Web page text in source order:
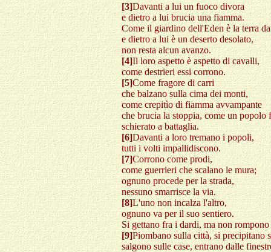
[3]Davanti a lui un fuoco divora
e dietro a lui brucia una fiamma.
Come il giardino dell'Eden è la terra
e dietro a lui è un deserto desolato,
non resta alcun avanzo.
[4]Il loro aspetto è aspetto di cavalli,
come destrieri essi corrono.
[5]Come fragore di carri
che balzano sulla cima dei monti,
come crepitìo di fiamma avvampante
che brucia la stoppia, come un popolo
schierato a battaglia.
[6]Davanti a loro tremano i popoli,
tutti i volti impallidiscono.
[7]Corrono come prodi,
come guerrieri che scalano le mura;
ognuno procede per la strada,
nessuno smarrisce la via.
[8]L'uno non incalza l'altro,
ognuno va per il suo sentiero.
Si gettano fra i dardi, ma non
[9]Piombano sulla città, si precipitano
salgono sulle case, entrano dalle